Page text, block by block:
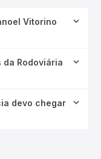
Vitorino
da Rodoviária
devo chegar